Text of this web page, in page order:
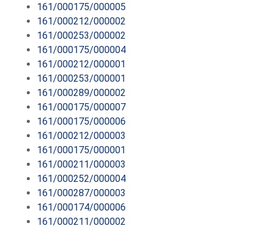
161/000175/000005
161/000212/000002
161/000253/000002
161/000175/000004
161/000212/000001
161/000253/000001
161/000289/000002
161/000175/000007
161/000175/000006
161/000212/000003
161/000175/000001
161/000211/000003
161/000252/000004
161/000287/000003
161/000174/000006
161/000211/000002